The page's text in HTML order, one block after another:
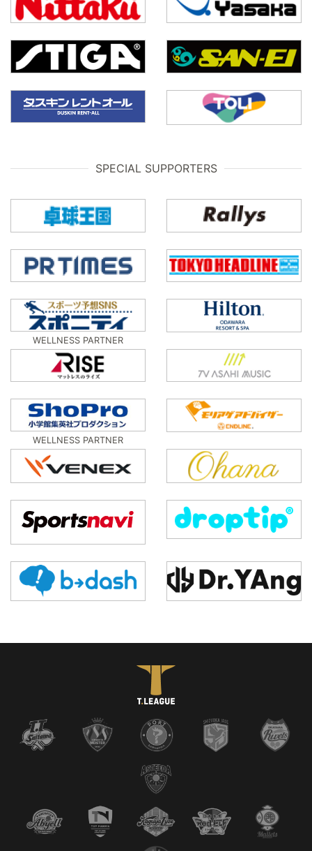
SPECIAL SUPPORTERS
WELLNESS PARTNER
WELLNESS PARTNER